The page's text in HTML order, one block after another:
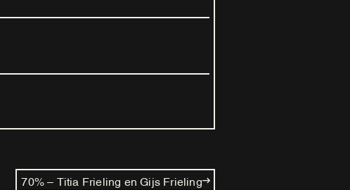
70% – Titia Frieling en Gijs Frieling